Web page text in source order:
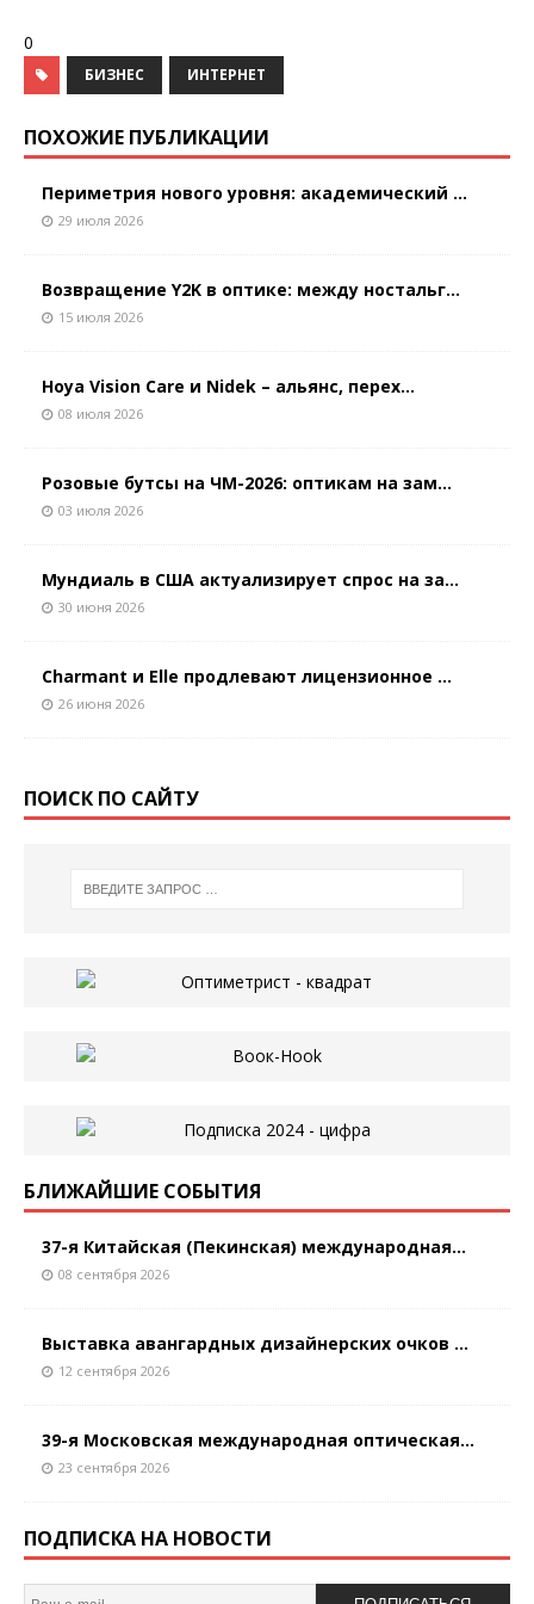
0
БИЗНЕС ИНТЕРНЕТ
ПОХОЖИЕ ПУБЛИКАЦИИ
Периметрия нового уровня: академический ...
29 июля 2026
Возвращение Y2K в оптике: между ностальг...
15 июля 2026
Hoya Vision Care и Nidek – альянс, перех...
08 июля 2026
Розовые бутсы на ЧМ-2026: оптикам на зам...
03 июля 2026
Мундиаль в США актуализирует спрос на за...
30 июня 2026
Charmant и Elle продлевают лицензионное ...
26 июня 2026
ПОИСК ПО САЙТУ
БЛИЖАЙШИЕ СОБЫТИЯ
37-я Китайская (Пекинская) международная...
08 сентября 2026
Выставка авангардных дизайнерских очков ...
12 сентября 2026
39-я Московская международная оптическая...
23 сентября 2026
ПОДПИСКА НА НОВОСТИ